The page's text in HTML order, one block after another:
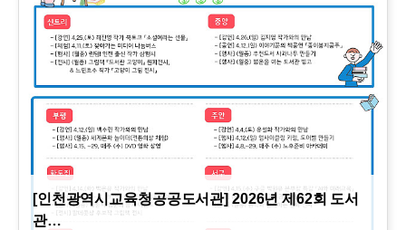
[인천광역시교육청공공도서관] 2026년 제62회 도서
관…